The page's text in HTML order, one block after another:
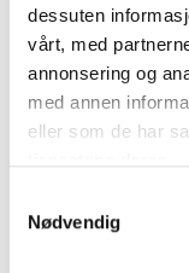
dessuten
vårt, med
annonsering og
med annen
eller som de har
Nødvendig